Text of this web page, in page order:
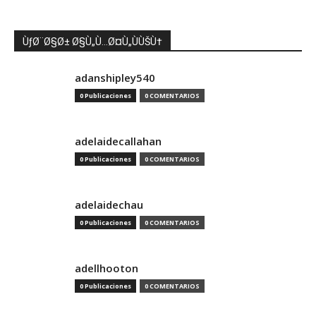
ÙƒØ¨Ø§Ø± Ø§Ù„Ù…Ø¤Ù„ÙÙŠÙ†
adanshipley540
0 Publicaciones 0 COMENTARIOS
adelaidecallahan
0 Publicaciones 0 COMENTARIOS
adelaidechau
0 Publicaciones 0 COMENTARIOS
adellhooton
0 Publicaciones 0 COMENTARIOS